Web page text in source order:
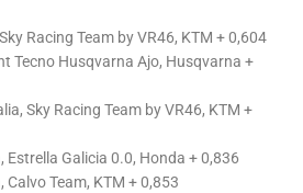
Racing Team by VR46, KTM + 0,604
Tecno Husqvarna Ajo, Husqvarna +
Sky Racing Team by VR46, KTM +
Estrella Galicia 0.0, Honda + 0,836
Calvo Team, KTM + 0,853